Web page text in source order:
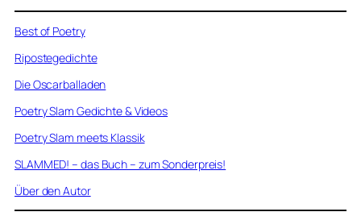
Best of Poetry
Ripostegedichte
Die Oscarballaden
Poetry Slam Gedichte & Videos
Poetry Slam meets Klassik
SLAMMED! – das Buch – zum Sonderpreis!
Über den Autor